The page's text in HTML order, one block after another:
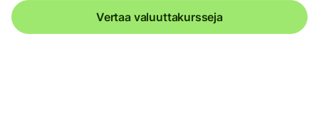
Vertaa valuuttakursseja